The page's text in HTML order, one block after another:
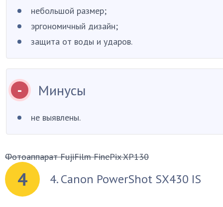
небольшой размер;
эргономичный дизайн;
защита от воды и ударов.
Минусы
не выявлены.
Фотоаппарат FujiFilm FinePix XP130
4 4. Canon PowerShot SX430 IS